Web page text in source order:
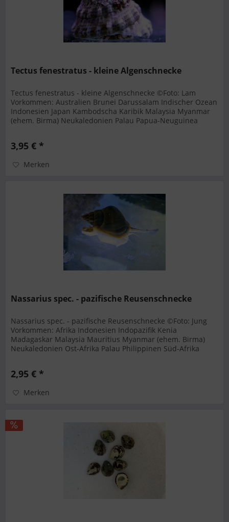
Tectus fenestratus - kleine Algenschnecke
Tectus fenestratus - kleine Algenschnecke ©Foto: Lam
Vorkommen: Australien Brunei Darussalam Indischer Ozean
Indonesien Japan Kambodscha Karibik Malaysia Myanmar
(ehem. Birma) Neukaledonien Palau Papua-Neuguinea
3,95 € *
Merken
Nassarius spec. - pazifische Reusenschnecke
Nassarius spec. - pazifische Reusenschnecke ©Foto: Jung
Vorkommen: Afrika Indonesien Indopazifik Kenia
Madagaskar Malaysia Mauritius Myanmar (ehem. Birma)
Neukaledonien Ost-Afrika Palau Philippinen Süd-Afrika
2,95 € *
Merken